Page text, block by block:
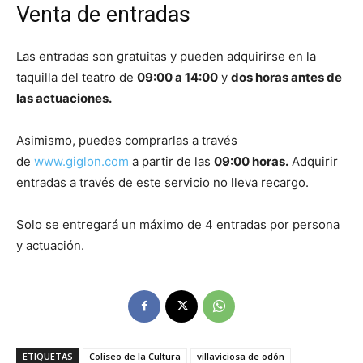
Venta de entradas
Las entradas son gratuitas y pueden adquirirse en la
taquilla del teatro de 09:00 a 14:00 y dos horas antes de
las actuaciones.
Asimismo, puedes comprarlas a través
de www.giglon.com a partir de las 09:00 horas. Adquirir
entradas a través de este servicio no lleva recargo.
Solo se entregará un máximo de 4 entradas por persona
y actuación.
ETIQUETAS Coliseo de la Cultura villaviciosa de odón